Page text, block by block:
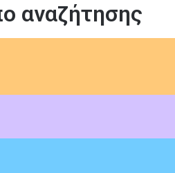
αναζήτησης